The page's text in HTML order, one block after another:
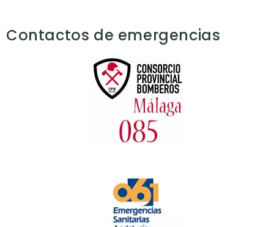
Contactos de emergencias